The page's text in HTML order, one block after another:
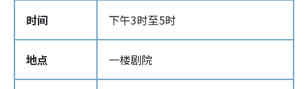
时间 下午3时至5时
地点 一楼剧院